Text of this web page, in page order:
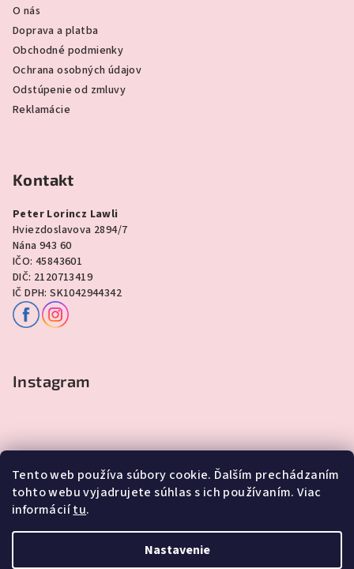
Tento web používa súbory cookie. Ďalším prechádzaním
tohto webu vyjadrujete súhlas s ich používaním. Viac
informáciítu.
Nastavenie
O nás
Doprava a platba
Obchodné podmienky
Ochrana osobných údajov
Odstúpenie od zmluvy
Reklamácie
Kontakt
Peter Lorincz Lawli
Hviezdoslavova 2894/7
Nána 943 60
IČO: 45843601
DIČ: 2120713419
IČ DPH: SK1042944342
Instagram
Sledovať na Instagrame